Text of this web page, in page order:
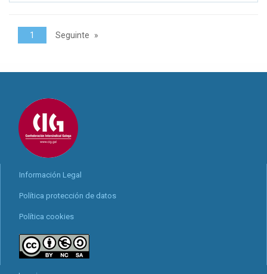
1 Seguinte
Información Legal
Política protección de datos
Política cookies